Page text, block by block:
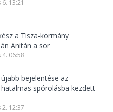
13:21
a Tisza-kormány
Anitán a sor
4. 06:58
bejelentése az
spórolásba kezdett
2. 12:37